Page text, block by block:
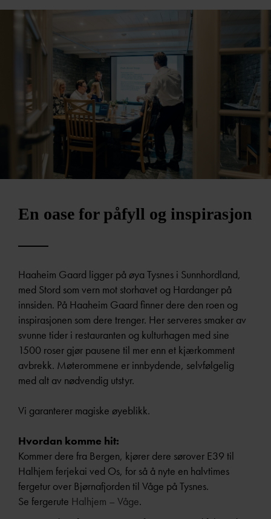
En oase for påfyll og inspirasjon
Haaheim Gaard ligger på øya Tysnes i Sunnhordland,
med Stord som vern mot storhavet og Hardanger på
innsiden. På Haaheim Gaard finner dere den roen og
inspirasjonen som dere trenger. Her serveres smaker av
svunne tider i restauranten og kulturhagen med sine
1500 roser gjør pausene til mer enn et kjærkomment
avbrekk. Møterommene er innbydende, selvfølgelig
med alt av nødvendig utstyr.
Vi garanterer magiske øyeblikk.
Hvordan komme hit:
Kommer dere fra Bergen, kjører dere sørover E39 til
Halhjem ferjekai ved Os, for så å nyte en halvtimes
fergetur over Bjørnafjorden til Våge på Tysnes.
Se fergerute Halhjem – Våge.